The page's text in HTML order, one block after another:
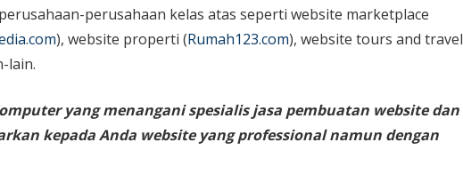
perusahaan kelas atas seperti website marketplace
), website properti (Rumah123.com), website tours and travel
lain.
yang menangani spesialis jasa pembuatan website dan
kepada Anda website yang professional namun dengan